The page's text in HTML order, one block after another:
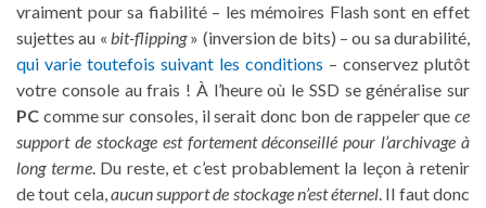
vraiment pour sa fiabilité – les mémoires Flash sont en effet
sujettes au «bit-flipping» (inversion de bits) – ou sa durabilité,
qui varie toutefois suivant les conditions – conservez plutôt
votre console au frais ! À l’heure où le SSD se généralise sur
PC comme sur consoles, il serait donc bon de rappeler que ce
support de stockage est fortement déconseillé pour l’archivage à
long terme. Du reste, et c’est probablement la leçon à retenir
de tout cela,aucun support de stockage n’est éternel. Il faut donc